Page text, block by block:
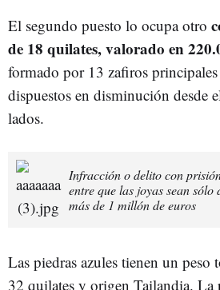
El segundo puesto lo ocupa otro
de 18 quilates, valorado en
formado por 13 zafiros
dispuestos en disminución desde
lados.
Infracción o delito con
entre que las joyas sean
más de 1 millón de euros
Las piedras azules tienen un peso
32 quilates y origen Tailandia. La